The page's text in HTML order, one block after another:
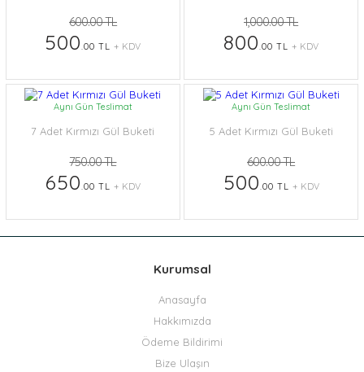
600.00 TL
500.00 TL+ KDV
1,000.00 TL
800.00 TL+ KDV
Aynı Gün Teslimat
7 Adet Kırmızı Gül Buketi
750.00 TL
650.00 TL + KDV
Aynı Gün Teslimat
5 Adet Kırmızı Gül Buketi
600.00 TL
500.00 TL + KDV
Kurumsal
Anasayfa
Hakkımızda
Ödeme Bildirimi
Bize Ulaşın